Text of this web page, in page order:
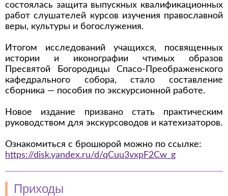
состоялась защита выпускных квалификационных
работ слушателей курсов изучения православной
веры, культуры и богослужения.
Итогом исследований учащихся, посвященных
истории и иконографии чтимых образов
Пресвятой Богородицы Спасо-Преображенского
кафедрального собора, стало составление
сборника — пособия по экскурсионной работе.
Новое издание призвано стать практическим
руководством для экскурсоводов и катехизаторов.
Ознакомиться с брошюрой можно по ссылке:
https://disk.yandex.ru/d/qCuu3vxpF2Cw_g
Приходы